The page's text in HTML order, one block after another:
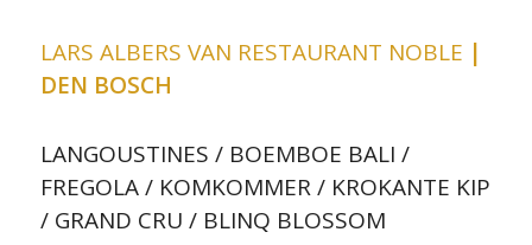
LARS ALBERS VAN RESTAURANT NOBLE |
DEN BOSCH
LANGOUSTINES / BOEMBOE BALI /
FREGOLA / KOMKOMMER / KROKANTE KIP
/ GRAND CRU / BLINQ BLOSSOM